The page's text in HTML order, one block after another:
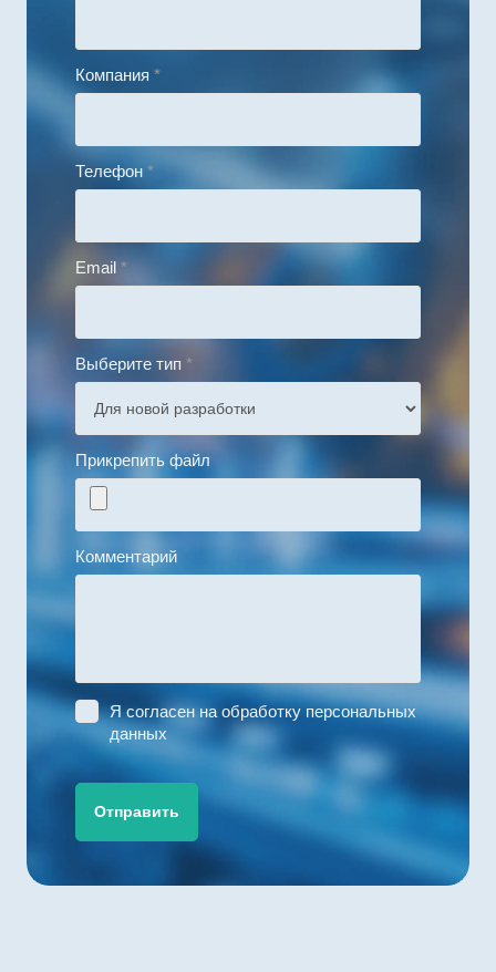
Компания *
Телефон *
Email *
Выберите тип *
Прикрепить файл
Комментарий
Я согласен на обработку персональных
данных
Отправить